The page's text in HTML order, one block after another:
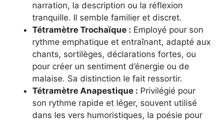
narration, la description ou la réflexion
tranquille. Il semble familier et discret.
Tétramètre Trochaïque : Employé pour son
rythme emphatique et entraînant, adapté aux
chants, sortilèges, déclarations fortes, ou
pour créer un sentiment d’énergie ou de
malaise. Sa distinction le fait ressortir.
Tétramètre Anapestique : Privilégié pour
son rythme rapide et léger, souvent utilisé
dans les vers humoristiques, la poésie pour